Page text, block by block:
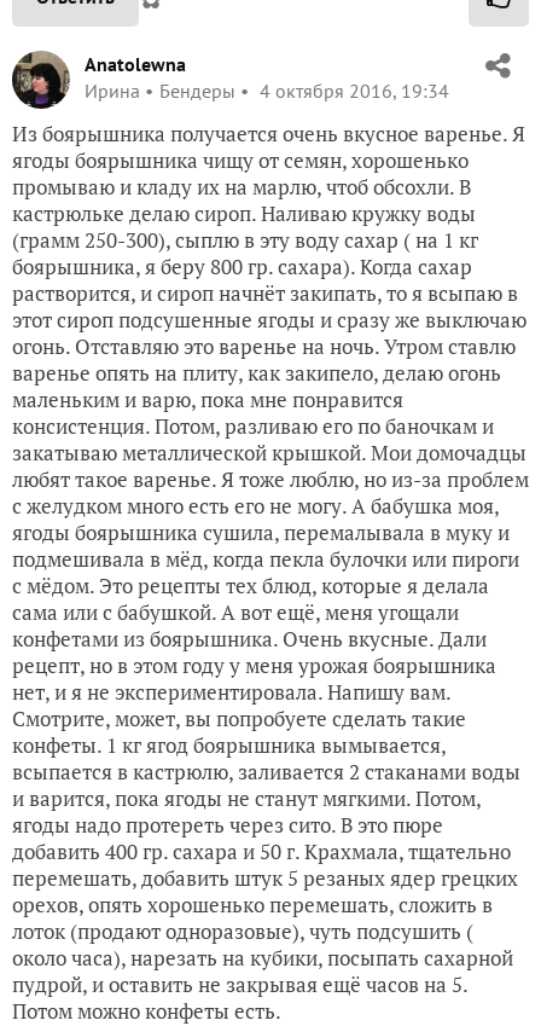
Anatolewna
Ирина
Бендеры 4 октября 2016, 19:34
Из боярышника получается очень вкусное варенье. Я
ягоды боярышника чищу от семян, хорошенько
промываю и кладу их на марлю, чтоб обсохли. В
кастрюльке делаю сироп. Наливаю кружку воды
(грамм 250-300), сыплю в эту воду сахар ( на 1 кг
боярышника, я беру 800 гр. сахара). Когда сахар
растворится, и сироп начнёт закипать, то я всыпаю в
этот сироп подсушенные ягоды и сразу же выключаю
огонь. Отставляю это варенье на ночь. Утром ставлю
варенье опять на плиту, как закипело, делаю огонь
маленьким и варю, пока мне понравится
консистенция. Потом, разливаю его по баночкам и
закатываю металлической крышкой. Мои домочадцы
любят такое варенье. Я тоже люблю, но из-за проблем
с желудком много есть его не могу. А бабушка моя,
ягоды боярышника сушила, перемалывала в муку и
подмешивала в мёд, когда пекла булочки или пироги
с мёдом. Это рецепты тех блюд, которые я делала
сама или с бабушкой. А вот ещё, меня угощали
конфетами из боярышника. Очень вкусные. Дали
рецепт, но в этом году у меня урожая боярышника
нет, и я не экспериментировала. Напишу вам.
Смотрите, может, вы попробуете сделать такие
конфеты. 1 кг ягод боярышника вымывается,
всыпается в кастрюлю, заливается 2 стаканами воды
и варится, пока ягоды не станут мягкими. Потом,
ягоды надо протереть через сито. В это пюре
добавить 400 гр. сахара и 50 г. Крахмала, тщательно
перемешать, добавить штук 5 резаных ядер грецких
орехов, опять хорошенько перемешать, сложить в
лоток (продают одноразовые), чуть подсушить (
около часа), нарезать на кубики, посыпать сахарной
пудрой, и оставить не закрывая ещё часов на 5.
Потом можно конфеты есть.